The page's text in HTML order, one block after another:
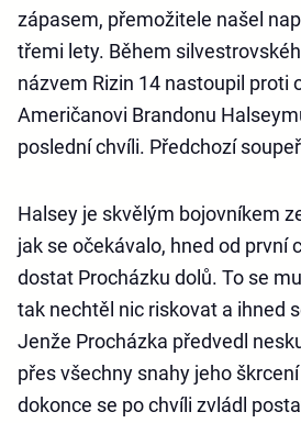
zápasem, přemožitele našel
třemi lety. Během
názvem Rizin 14 nastoupil proti
Američanovi Brandonu
poslední chvíli. Předchozí
Halsey je skvělým bojovníkem
jak se očekávalo, hned od první
dostat Procházku dolů. To se
tak nechtěl nic riskovat a ihned
Jenže Procházka předvedl
přes všechny snahy jeho
dokonce se po chvíli zvládl